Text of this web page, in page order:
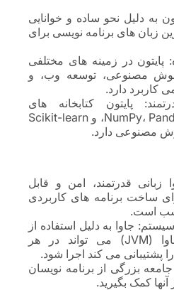
به دلیل نحو ساده و خوانایی
زبان های برنامه نویسی برای
پایتون در زمینه های مختلفی
هوش مصنوعی، توسعه وب، و
کاربرد دارد.
پایتون کتابخانه های
قدرتمندی مانند NumPy، Pandas، و Scikit-learn
مصنوعی دارد.
زبانی قدرتمند، امن و قابل
ساخت برنامه های کاربردی
است.
جاوا به دلیل استفاده از
ماشین مجازی جاوا (JVM) می تواند در هر
بزرگی از برنامه نویسان
آنها کمک بگیرید.